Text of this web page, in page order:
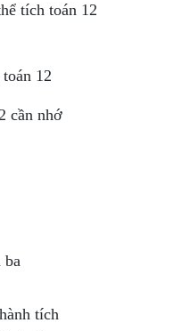
tích toán 12
12
cần nhớ
ba
tích